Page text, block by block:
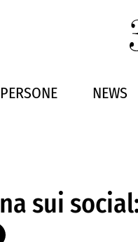
PERSONE NEWS
sui